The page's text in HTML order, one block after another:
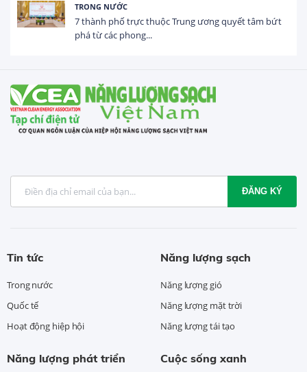
HOẠT ĐỘNG ĐẦU TƯ
Tổng vốn FDI đăng ký vào Việt Nam đạt gần 25 tỷ
USD trong 5 tháng...
ĐĂNG KÝ
Tin tức
Trong nước
Quốc tế
Hoạt động hiệp hội
Năng lượng sạch
Năng lượng gió
Năng lượng mặt trời
Năng lượng tái tạo
Năng lượng phát triển Cuộc sống xanh